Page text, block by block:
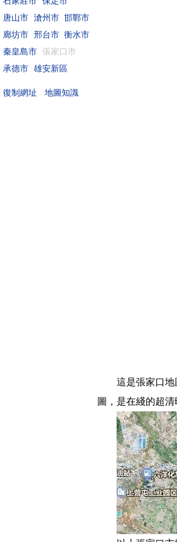
唐山市 滄州市 邯鄲市
廊坊市 邢台市 衡水市
秦皇島市
張家口市
承德市 雄安新區
地圖知識
這是張家口
圖，是在綫的超